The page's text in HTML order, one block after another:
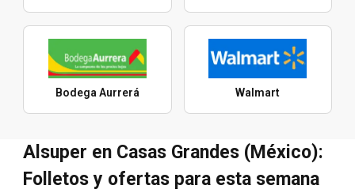
Bodega Aurrerá Walmart
Alsuper en Casas Grandes (México):
Folletos y ofertas para esta semana